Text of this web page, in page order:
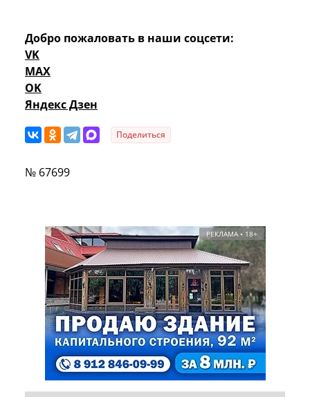
Добро пожаловать в наши соцсети:
VK
MAX
OK
Яндекс Дзен
Поделиться
№ 67699
РЕКЛАМА • 18+